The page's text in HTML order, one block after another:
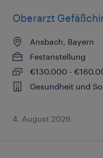
Oberarzt
Ansbach, Bayern
Festanstellung
€130.000 -
Gesundheit und
4. August 2026